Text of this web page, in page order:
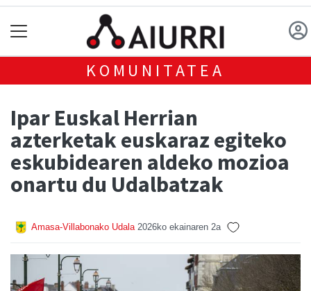
KOMUNITATEA
Ipar Euskal Herrian
azterketak euskaraz egiteko
eskubidearen aldeko mozioa
onartu du Udalbatzak
Amasa-Villabonako Udala 2026ko ekainaren 2a